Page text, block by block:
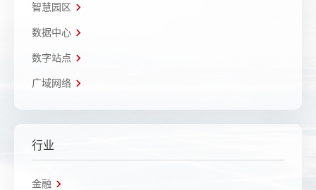
智慧园区
数据中心
数字站点
广域网络
行业
金融